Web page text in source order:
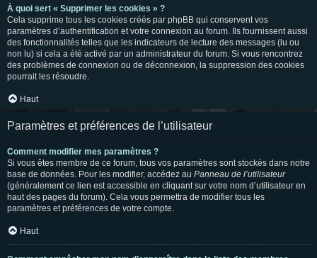
À quoi sert « Supprimer les cookies » ?
Cela supprime tous les cookies créés par phpBB qui conservent vos
paramètres d’authentification et votre connexion au forum. Ils fournissent aussi
des fonctionnalités telles que les indicateurs de lecture des messages (lu ou
non lu) si cela a été activé par un administrateur du forum. Si vous rencontrez
des problèmes de connexion ou de déconnexion, la suppression des cookies
pourrait les résoudre.
Haut
Paramètres et préférences de l’utilisateur
Comment modifier mes paramètres ?
Si vous êtes membre de ce forum, tous vos paramètres sont stockés dans notre
base de données. Pour les modifier, accédez au Panneau de l’utilisateur
(généralement ce lien est accessible en cliquant sur votre nom d’utilisateur en
haut des pages du forum). Cela vous permettra de modifier tous les
paramètres et préférences de votre compte.
Haut